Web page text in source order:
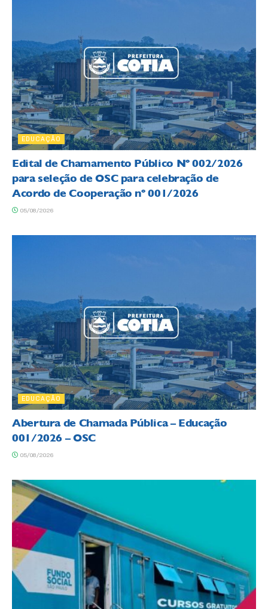
EDUCAÇÃO
Edital de Chamamento Público Nº 002/2026
para seleção de OSC para celebração de
Acordo de Cooperação nº 001/2026
05/08/2026
EDUCAÇÃO
Abertura de Chamada Pública – Educação
001/2026 – OSC
05/08/2026